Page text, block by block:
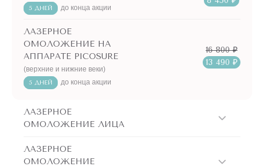
5 ДНЕЙ до конца акции
ЛАЗЕРНОЕ
ОМОЛОЖЕНИЕ НА
АППАРАТЕ PICOSURE
(верхние и нижние веки)
5 ДНЕЙ до конца акции
16 800 ₽
13 490 ₽
ЛАЗЕРНОЕ
ОМОЛОЖЕНИЕ ЛИЦА
ЛАЗЕРНОЕ
ОМОЛОЖЕНИЕ